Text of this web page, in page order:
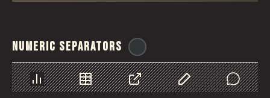
Numeric Separators
Grafico Dati CondividerePersonalizza i dati
Comments